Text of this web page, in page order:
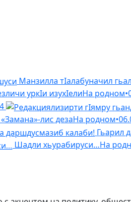
Манзилла тIалабуначил
уркIи изухIелиНа родном•
«Замана»-лис дезаНа родном•
Гьарил
Шадли хьурабируси…На